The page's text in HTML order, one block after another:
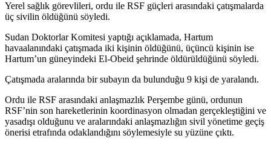
Yerel sağlık görevlileri, ordu ile RSF güçleri arasındaki çatışmalarda
üç sivilin öldüğünü söyledi.
Sudan Doktorlar Komitesi yaptığı açıklamada, Hartum
havaalanındaki çatışmada iki kişinin öldüğünü, üçüncü kişinin ise
Hartum’un güneyindeki El-Obeid şehrinde öldürüldüğünü söyledi.
Çatışmada aralarında bir subayın da bulunduğu 9 kişi de yaralandı.
Ordu ile RSF arasındaki anlaşmazlık Perşembe günü, ordunun
RSF’nin son hareketlerinin koordinasyon olmadan gerçekleştiğini ve
yasadışı olduğunu ve aralarındaki anlaşmazlığın sivil yönetime geçiş
önerisi etrafında odaklandığını söylemesiyle su yüzüne çıktı.